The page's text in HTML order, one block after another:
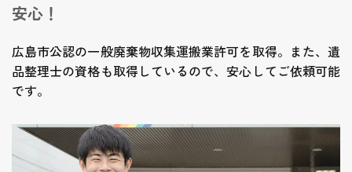
安心！
広島市公認の一般廃棄物収集運搬業許可を取得。また、遺
品整理士の資格も取得しているので、安心してご依頼可能
です。